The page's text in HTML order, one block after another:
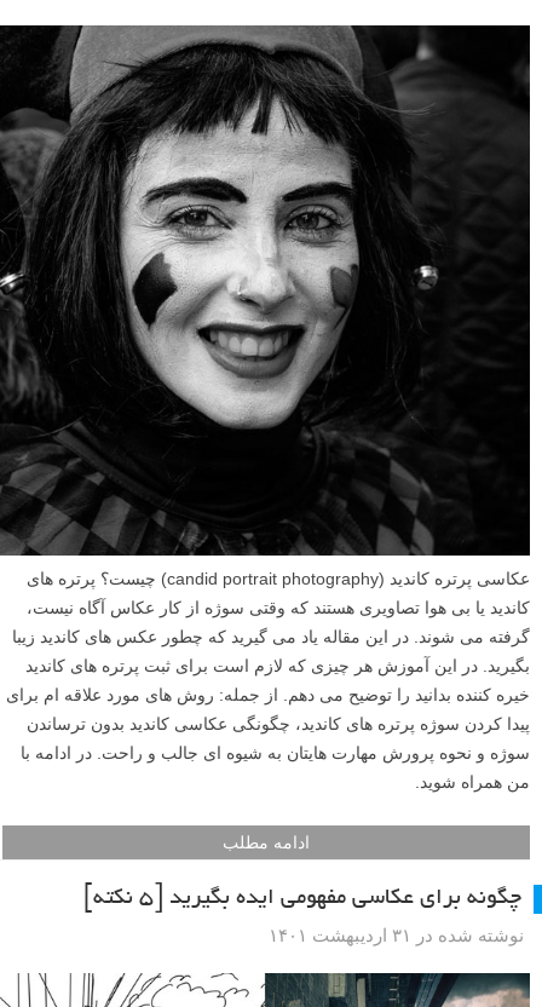
عکاسی پرتره کاندید (candid portrait photography) چیست؟ پرتره های
کاندید یا بی هوا تصاویری هستند که وقتی سوژه از کار عکاس آگاه نیست،
گرفته می شوند. در این مقاله یاد می گیرید که چطور عکس های کاندید زیبا
بگیرید. در این آموزش هر چیزی که لازم است برای ثبت پرتره های کاندید
خیره کننده بدانید را توضیح می دهم. از جمله: روش های مورد علاقه ام برای
پیدا کردن سوژه پرتره های کاندید، چگونگی عکاسی کاندید بدون ترساندن
سوژه و نحوه پرورش مهارت هایتان به شیوه ای جالب و راحت. در ادامه با
من همراه شوید.
ادامه مطلب
چگونه برای عکاسی مفهومی ایده بگیرید [۵ نکته]
نوشته شده در ۳۱ اردیبهشت ۱۴۰۱